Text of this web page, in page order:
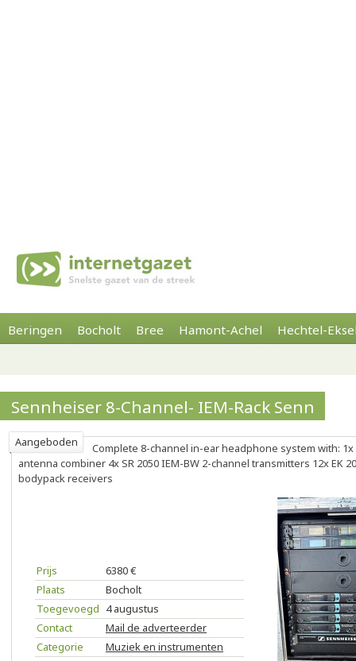
Beringen Bocholt Bree Hamont-Achel Hechtel-
Sennheiser 8-Channel- IEM-Rack Senn
Aangeboden
Complete 8-channel in-ear headphone system with: 1x
antenna combiner 4x SR 2050 IEM-BW 2-channel transmitters 12x EK
bodypack receivers
Prijs
6380 €
Plaats
Bocholt
Toegevoegd 4 augustus
Contact
Mail de adverteerder
Categorie
Muziek en instrumenten